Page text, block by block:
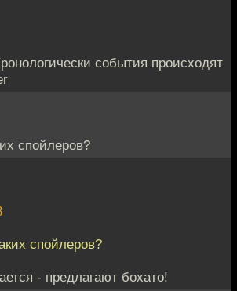
события происходят
спойлеров?
спойлеров?
- предлагают бохато!